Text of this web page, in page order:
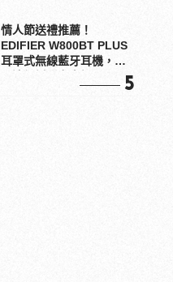
情人節送禮推薦！
EDIFIER W800BT PLUS
耳罩式無線藍牙耳機，在
5